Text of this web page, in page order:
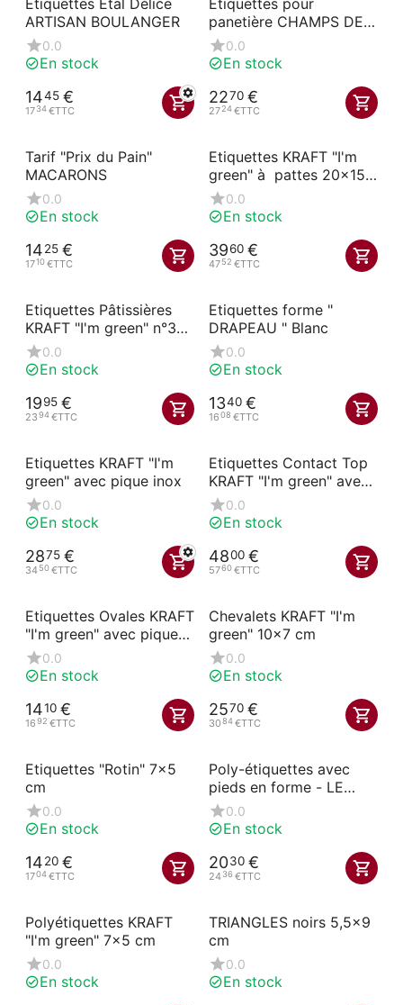
Etiquettes Etal Délice
ARTISAN BOULANGER
0.0
En stock
1445 €
1734€TTC
Etiquettes pour
panetière CHAMPS DE
BLE0.0
En stock
2270 €
2724€TTC
Tarif "Prix du Pain"
MACARONS
0.0
En stock
1425 €
1710€TTC
Etiquettes KRAFT "I'm
green" à pattes 20x15
cm0.0
En stock
3960 €
4752 €TTC
Etiquettes Pâtissières
KRAFT "I'm green" n°3
avec pique en forme
0.0
En stock
1995 €
2394€TTC
Etiquettes forme "
DRAPEAU " Blanc
0.0
En stock
1340 €
1608 €TTC
Etiquettes KRAFT "I'm
green" avec pique inox
0.0
En stock
2875 €
3450€TTC
Etiquettes Contact Top
KRAFT "I'm green" avec
pique inox
0.0
En stock
4800 €
5760€TTC
Etiquettes Ovales KRAFT
"I'm green" avec pique
en forme 6x7.4 cm
0.0
En stock
1410 €
1692 €TTC
Chevalets KRAFT "I'm
green" 10x7 cm
0.0
En stock
2570 €
3084€TTC
Etiquettes "Rotin" 7x5
cm
0.0
En stock
1420 €
1704€TTC
Poly-étiquettes avec
pieds en forme - LE
FOURNIL
0.0
En stock
2030 €
2436 €TTC
Polyétiquettes KRAFT
"I'm green" 7x5 cm
0.0
En stock
TRIANGLES noirs 5,5x9
cm
0.0
En stock